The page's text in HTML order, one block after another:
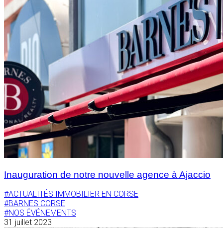
Inauguration de notre nouvelle agence à Ajaccio
#ACTUALITÉS IMMOBILIER EN CORSE
#BARNES CORSE
#NOS ÉVÉNEMENTS
31 juillet 2023